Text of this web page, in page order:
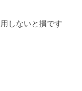
しないと損です